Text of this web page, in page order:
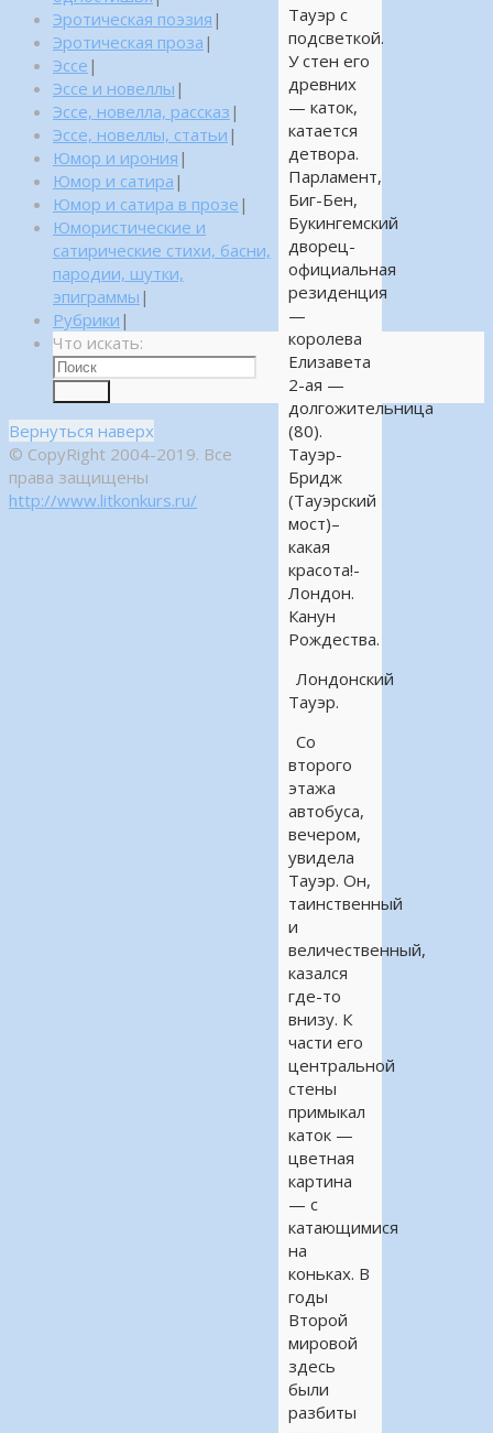
Тауэр с
подсветкой.
У стен его
древних
— каток,
катается
детвора.
Парламент,
Биг-Бен,
Букингемский
дворец-
официальная
резиденция
—
королева
Елизавета
2-ая —
долгожительница
(80).
Тауэр-
Бридж
(Тауэрский
мост)–
какая
красота!-
Лондон.
Канун
Рождества.
Лондонский
Тауэр.
Со
второго
этажа
автобуса,
вечером,
увидела
Тауэр. Он,
таинственный
и
величественный,
казался
где-то
внизу. К
части его
центральной
стены
примыкал
каток —
цветная
картина
— с
катающимися
на
коньках. В
годы
Второй
мировой
здесь
были
разбиты
Эротическая поэзия |
Эротическая проза |
Эссе |
Эссе и новеллы |
Эссе, новелла, рассказ |
Эссе, новеллы, статьи |
Юмор и ирония |
Юмор и сатира |
Юмор и сатира в прозе |
Юмористические и
сатирические стихи, басни,
пародии, шутки,
эпиграммы |
Рубрики |
Что искать:
Вернуться наверх
© CopyRight 2004-2019. Все
права защищены
http://www.litkonkurs.ru/